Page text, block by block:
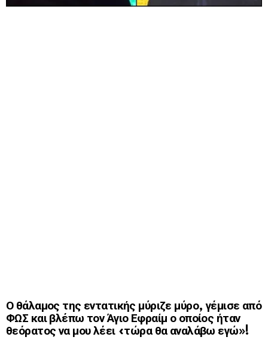
Ο θάλαμος της εντατικής μύριζε μύρο, γέμισε από
ΦΩΣ και βλέπω τον Άγιο Εφραίμ ο οποίος ήταν
θεόρατος να μου λέει «τώρα θα αναλάβω εγώ»!